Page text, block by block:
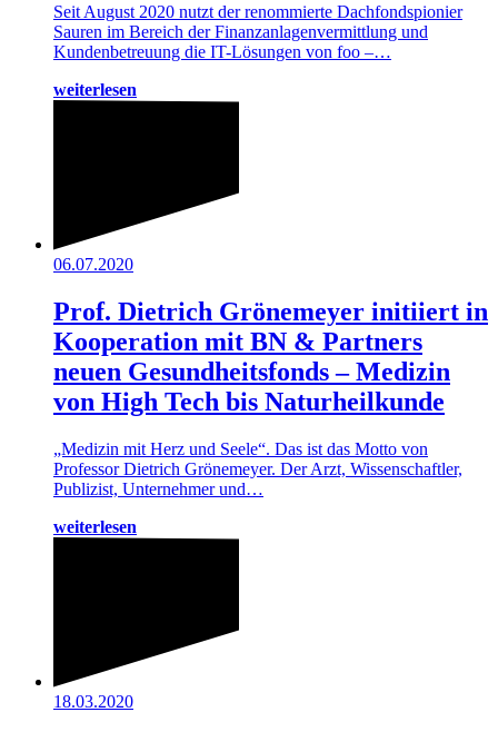
Seit August 2020 nutzt der renommierte Dachfondspionier
Sauren im Bereich der Finanzanlagenvermittlung und
Kundenbetreuung die IT-Lösungen von foo –…
weiterlesen
06.07.2020
Prof. Dietrich Grönemeyer initiiert in
Kooperation mit BN & Partners
neuen Gesundheitsfonds – Medizin
von High Tech bis Naturheilkunde
„Medizin mit Herz und Seele“. Das ist das Motto von
Professor Dietrich Grönemeyer. Der Arzt, Wissenschaftler,
Publizist, Unternehmer und…
weiterlesen
18.03.2020